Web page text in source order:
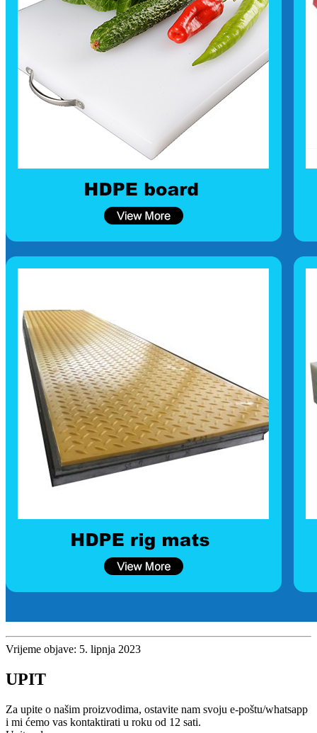
Vrijeme objave: 5. lipnja 2023
UPIT
Za upite o našim proizvodima, ostavite nam svoju e-poštu/whatsapp
i mi ćemo vas kontaktirati u roku od 12 sati.